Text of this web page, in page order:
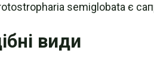
semiglobata є
види